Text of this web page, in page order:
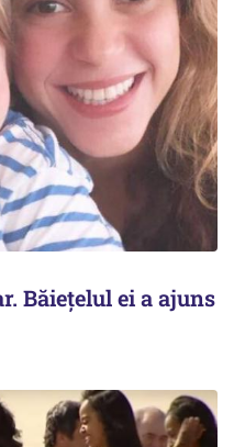
Băiețelul ei a ajuns